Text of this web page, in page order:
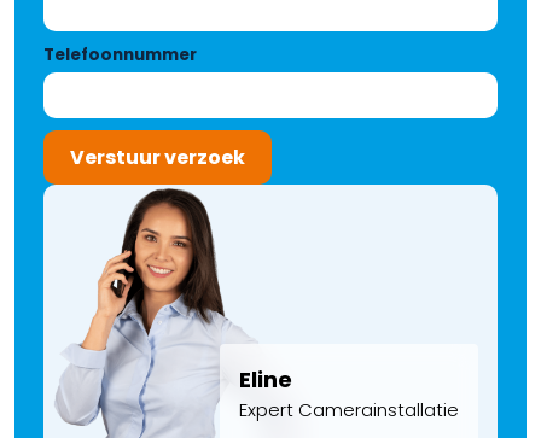
Telefoonnummer
Verstuur verzoek
Eline
Expert Camerainstallatie